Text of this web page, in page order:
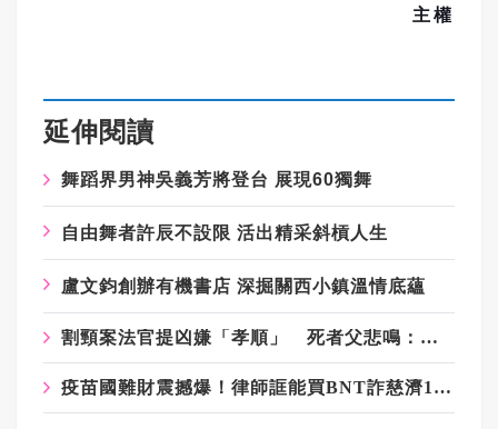
主權
延伸閱讀
舞蹈界男神吳義芳將登台 展現60獨舞
自由舞者許辰不設限 活出精采斜槓人生
盧文鈞創辦有機書店 深掘關西小鎮溫情底蘊
割頸案法官提凶嫌「孝順」 死者父悲鳴：法官是加害者幫兇
疫苗國難財震撼爆！律師誆能買BNT詐慈濟10億 豪宅起出158公斤黃金